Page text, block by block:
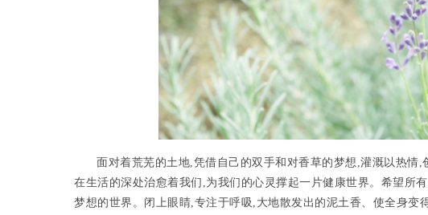
面对着荒芜的土地,凭借自己的双手和对香草的梦想,灌溉以热情
在生活的深处治愈着我们,为我们的心灵撑起一片健康世界。希望所
梦想的世界。闭上眼睛,专注于呼吸,大地散发出的泥土香、使全身变